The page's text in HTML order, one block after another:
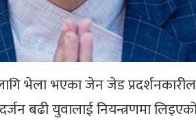
भेला भएका जेन जेड
बढी युवालाई नियन्त्रणमा